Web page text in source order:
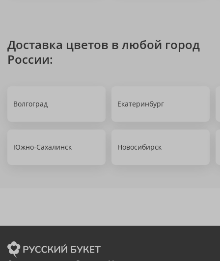
Доставка цветов в любой город
России:
Волгоград Екатеринбург
Южно-Сахалинск Новосибирск